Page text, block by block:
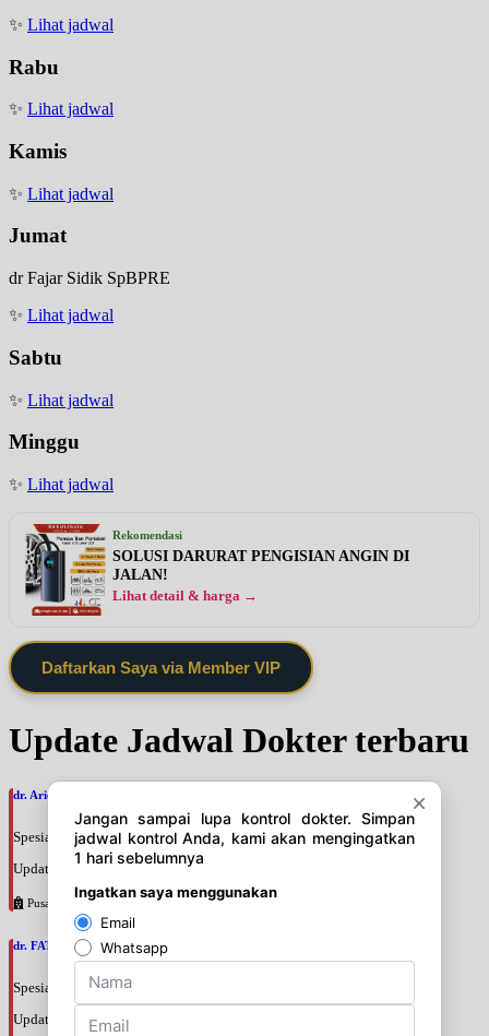
✨ Lihat jadwal
Rabu
✨ Lihat jadwal
Kamis
✨ Lihat jadwal
Jumat
dr Fajar Sidik SpBPRE
✨ Lihat jadwal
Sabtu
✨ Lihat jadwal
Minggu
✨ Lihat jadwal
Rekomendasi
SOLUSI DARURAT PENGISIAN ANGIN DI
JALAN!
Lihat detail & harga →
Daftarkan Saya via Member VIP
Update Jadwal Dokter terbaru
dr. Ario Baskoro, SpU
Spesialis: Bedah Urologi
Update terakhir: 2026-08-06 18:46:06
Pusat Pertamina
dr. FATAN ABSHARI, SpU
Spesialis: Bedah Urologi
Update terakhir: 2026-08-06 18:42:13